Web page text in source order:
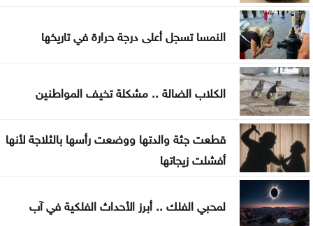
لا تغيير على موعد العودة للمدارس
تركيا والسعودية وباكستان تعتزم توقيع اتفاقية دفاع
مشترك
النمسا تسجل أعلى درجة حرارة في تاريخها
الكلاب الضالة .. مشكلة تخيف المواطنين
قطعت جثة والدتها ووضعت رأسها بالثلاجة لأنها
أفشلت زيجاتها
لمحبي الفلك .. أبرز الأحداث الفلكية في آب